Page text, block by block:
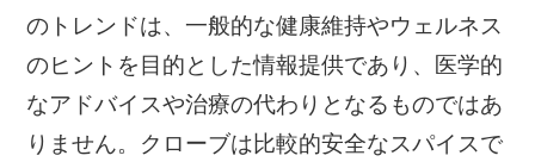
のトレンドは、一般的な健康維持やウェルネス
のヒントを目的とした情報提供であり、医学的
なアドバイスや治療の代わりとなるものではあ
りません。クローブは比較的安全なスパイスで